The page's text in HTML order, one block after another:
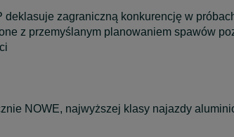
zagraniczną konkurencję w
z przemyślanym planowaniem spawów
NOWE, najwyższej klasy najazdy